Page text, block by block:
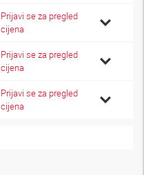
Prijavi se za pregled
cijena
Prijavi se za pregled
cijena
Prijavi se za pregled
cijena